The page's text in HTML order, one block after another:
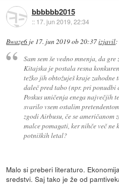
bbbbbb2015
:: 17. jun 2019, 22:34
Bwaze6 je 17. jun 2019 ob 20:37izjavil:
Sam sem še vedno mnenja, da
Kitajska je postala resna
težko jih obtožuješ kraje zahodne
daleč pred tabo (npr. pri
Poskus uničenja enega največjih
svarilo vsem ostalim
zgodi Airbusu, če se američanom
malce pomagati, ker nihče več
potniških letal?
Malo si preberi literaturo.
sredstvi. Saj tako je že od